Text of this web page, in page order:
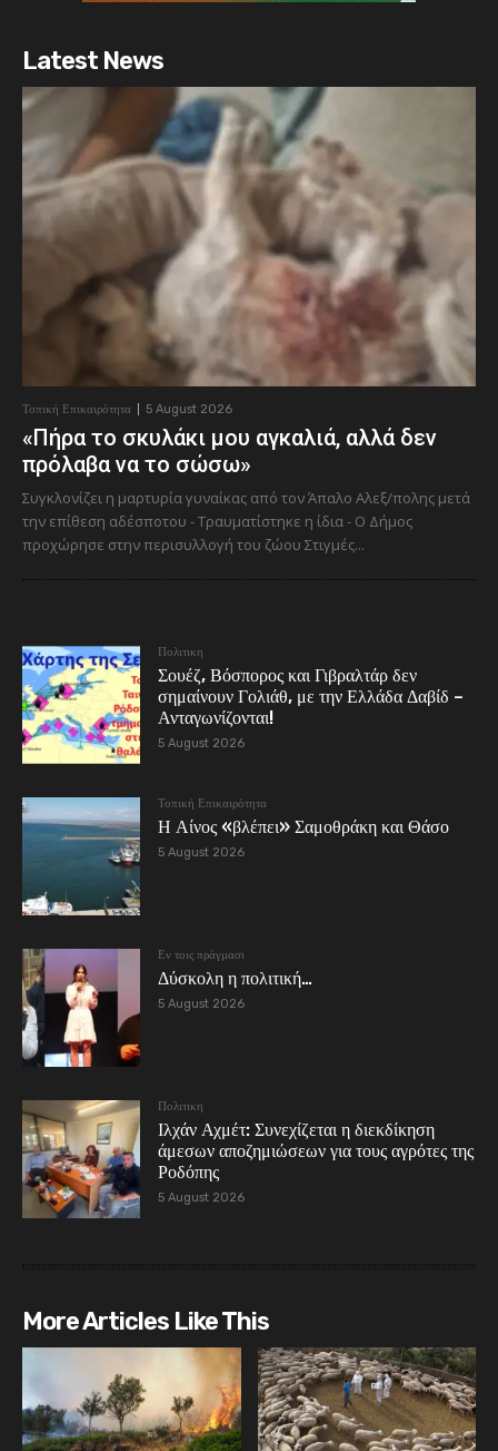
Latest News
Τοπική Επικαιρότητα 5 August 2026
«Πήρα το σκυλάκι μου αγκαλιά, αλλά δεν
πρόλαβα να το σώσω»
Συγκλονίζει η μαρτυρία γυναίκας από τον Άπαλο Αλεξ/πολης μετά
την επίθεση αδέσποτου - Τραυματίστηκε η ίδια - Ο Δήμος
προχώρησε στην περισυλλογή του ζώου Στιγμές...
Πολιτικη
Σουέζ, Βόσπορος και Γιβραλτάρ δεν
σημαίνουν Γολιάθ, με την Ελλάδα Δαβίδ –
Ανταγωνίζονται!
5 August 2026
Τοπική Επικαιρότητα
Η Αίνος «βλέπει» Σαμοθράκη και Θάσο
5 August 2026
Εν τοις πράγμασι
Δύσκολη η πολιτική…
5 August 2026
Πολιτικη
Ιλχάν Αχμέτ: Συνεχίζεται η διεκδίκηση
άμεσων αποζημιώσεων για τους αγρότες της
Ροδόπης
5 August 2026
More Articles Like This